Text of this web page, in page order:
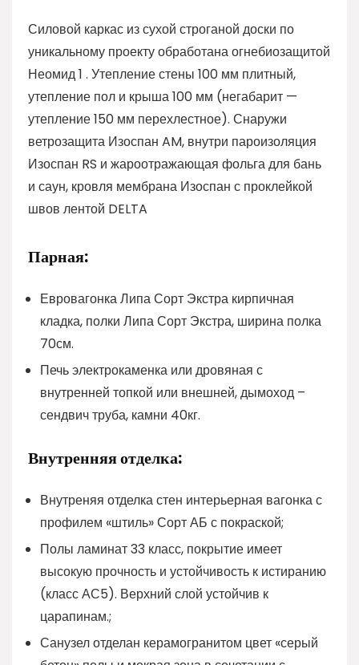
Силовой каркас из сухой строганой доски по
уникальному проекту обработана огнебиозащитой
Неомид 1 . Утепление стены 100 мм плитный,
утепление пол и крыша 100 мм (негабарит —
утепление 150 мм перехлестное). Снаружи
ветрозащита Изоспан AM, внутри пароизоляция
Изоспан RS и жароотражающая фольга для бань
и саун, кровля мембрана Изоспан с проклейкой
швов лентой DELTA
Парная:
Евровагонка Липа Сорт Экстра кирпичная
кладка, полки Липа Сорт Экстра, ширина полка
70см.
Печь электрокаменка или дровяная с
внутренней топкой или внешней, дымоход –
сендвич труба, камни 40кг.
Внутренняя отделка:
Внутреняя отделка стен интерьерная вагонка с
профилем «штиль» Сорт АБ с покраской;
Полы ламинат 33 класс, покрытие имеет
высокую прочность и устойчивость к истиранию
(класс АС5). Верхний слой устойчив к
царапинам.;
Санузел отделан керамогранитом цвет «серый